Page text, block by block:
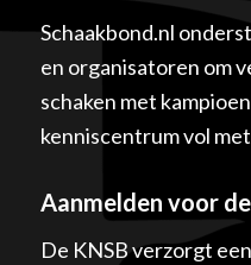
Schaakbond.nl
en organisatoren om
schaken met
kenniscentrum vol
Aanmelden voor
De KNSB verzorgt